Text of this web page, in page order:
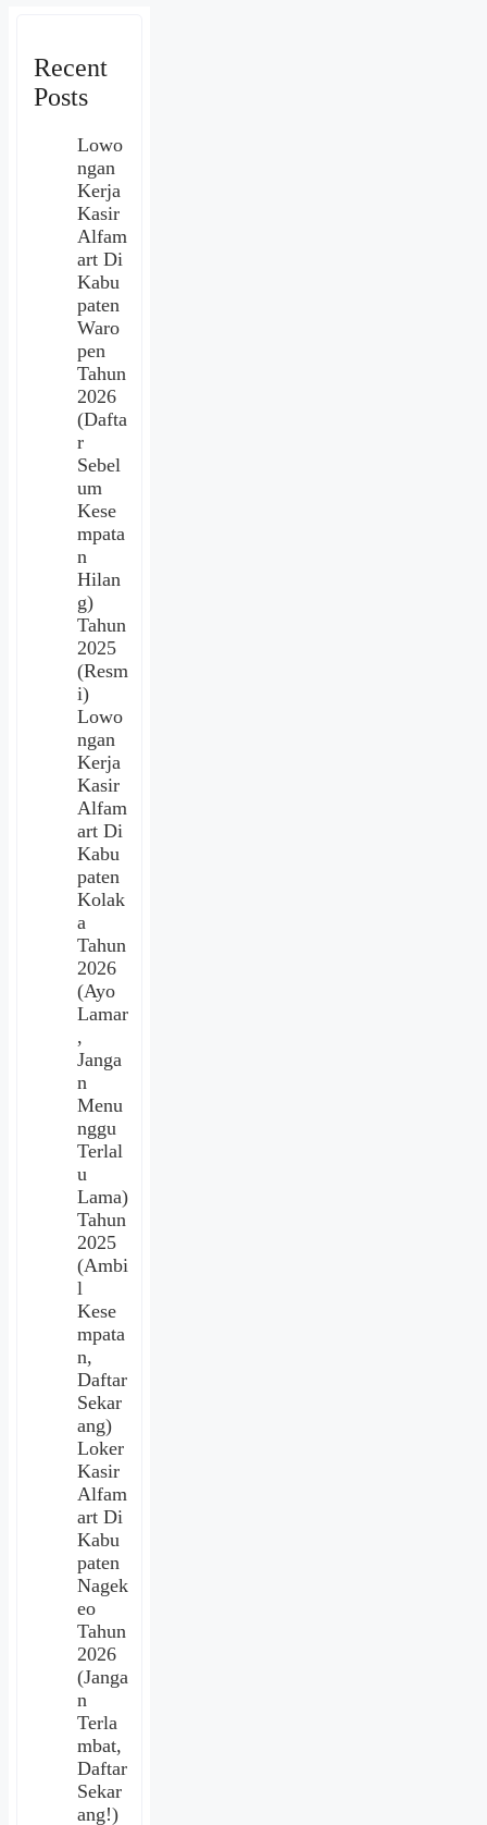
Recent
Posts
Lowo
ngan
Kerja
Kasir
Alfam
art Di
Kabu
paten
Waro
pen
Tahun
2026
(Dafta
r
Sebel
um
Kese
mpata
n
Hilan
g)
Tahun
2025
(Resm
i)
Lowo
ngan
Kerja
Kasir
Alfam
art Di
Kabu
paten
Kolak
a
Tahun
2026
(Ayo
Lamar
,
Janga
n
Menu
nggu
Terlal
u
Lama)
Tahun
2025
(Ambi
l
Kese
mpata
n,
Daftar
Sekar
ang)
Loker
Kasir
Alfam
art Di
Kabu
paten
Nagek
eo
Tahun
2026
(Janga
n
Terla
mbat,
Daftar
Sekar
ang!)